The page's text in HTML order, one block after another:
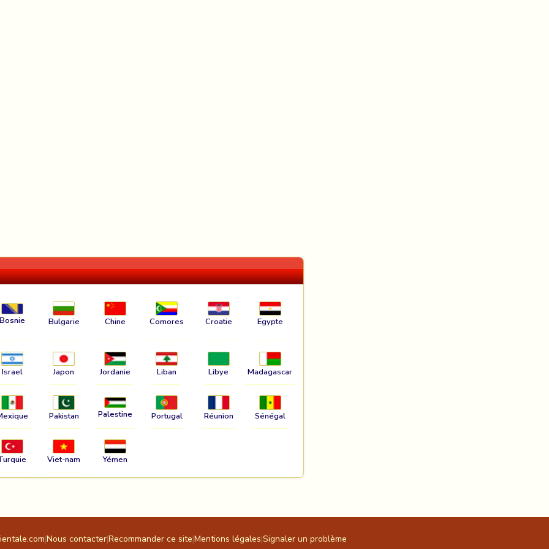
Bosnie Bulgarie Chine Comores Croatie Egypte
Israel Japon Jordanie Liban Libye Madagascar
Pakistan Palestine Portugal Réunion Sénégal
Viet-nam Yémen
|Nous contacter|Recommander ce site|Mentions légales|Signaler un problème